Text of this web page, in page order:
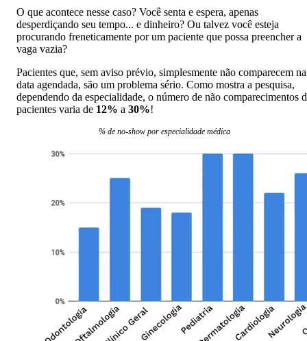
O que acontece nesse caso? Você senta e espera, apenas
desperdiçando seu tempo... e dinheiro? Ou talvez você esteja
procurando freneticamente por um paciente que possa preencher a
vaga vazia?
Pacientes que, sem aviso prévio, simplesmente não comparecem na
data agendada, são um problema sério. Como mostra a pesquisa,
dependendo da especialidade, o número de não comparecimentos
pacientes varia de 12% a 30%!
% de no-show por especialidade médica